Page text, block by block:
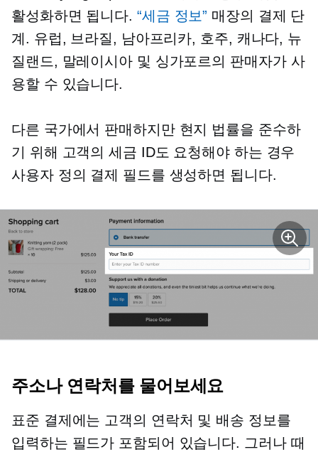
활성화하면 됩니다. “세금 정보” 매장의 결제 단
계. 유럽, 브라질, 남아프리카, 호주, 캐나다, 뉴
질랜드, 말레이시아 및 싱가포르의 판매자가 사
용할 수 있습니다.
다른 국가에서 판매하지만 현지 법률을 준수하
기 위해 고객의 세금 ID도 요청해야 하는 경우
사용자 정의 결제 필드를 생성하면 됩니다.
주소나 연락처를 물어보세요
표준 결제에는 고객의 연락처 및 배송 정보를
입력하는 필드가 포함되어 있습니다. 그러나 때